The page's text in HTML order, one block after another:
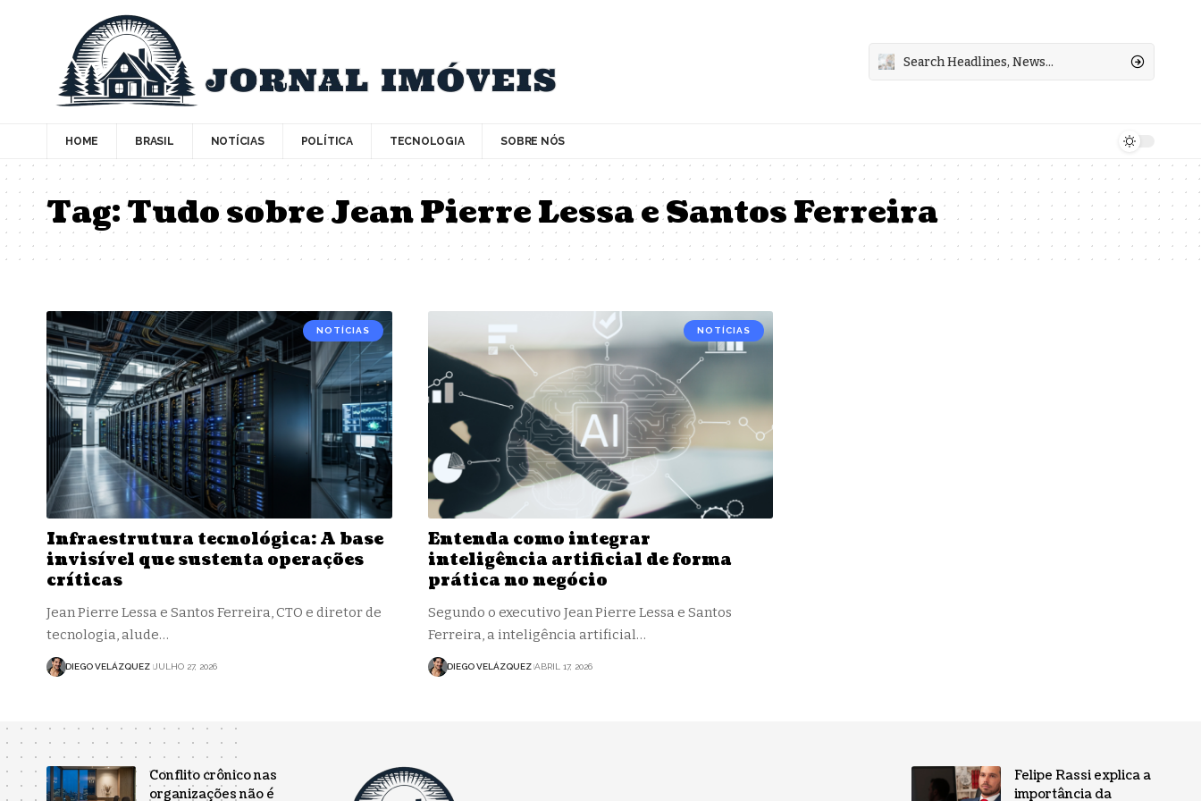
HOME BRASIL NOTÍCIAS POLÍTICA TECNOLOGIA SOBRE NÓS
Tag:Tudo sobre Jean Pierre Lessa e Santos Ferreira
NOTÍCIAS
Infraestrutura tecnológica: A base
invisível que sustenta operações
críticas
Jean Pierre Lessa e Santos Ferreira, CTO e diretor de
tecnologia, alude…
DIEGO VELÁZQUEZ JULHO 27, 2026
NOTÍCIAS
Entenda como integrar
inteligência artificial de forma
prática no negócio
Segundo o executivo Jean Pierre Lessa e Santos
Ferreira, a inteligência artificial…
DIEGO VELÁZQUEZ ABRIL 17, 2026
Conflito crônico nas
organizações não é
Felipe Rassi explica a
importância da